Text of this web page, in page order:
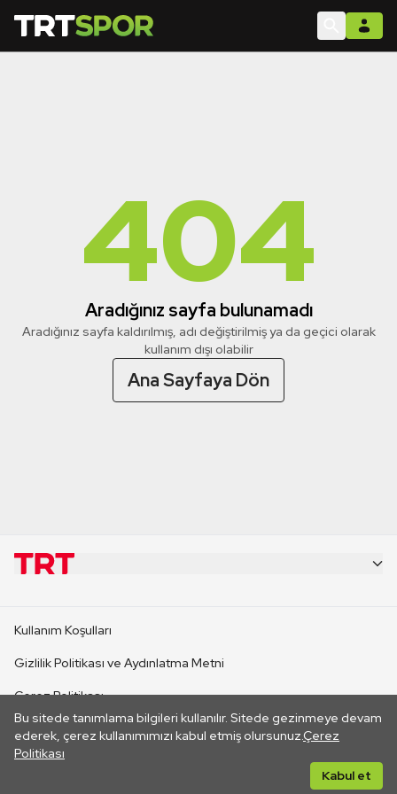
404
Aradığınız sayfa bulunamadı
Aradığınız sayfa kaldırılmış, adı değiştirilmiş ya da geçici olarak
kullanım dışı olabilir
Ana Sayfaya Dön
Bu sitede tanımlama bilgileri kullanılır. Sitede gezinmeye devam
ederek, çerez kullanımımızı kabul etmiş olursunuz.Çerez
Politikası
Kabul et
CANLI YAYINLAR
Kullanım Koşulları
Gizlilik Politikası ve Aydınlatma Metni
Çerez Politikası
İletişim
Her hakkı saklıdır. ©2026 TRT. Bağlantı yoluyla gidilen dış